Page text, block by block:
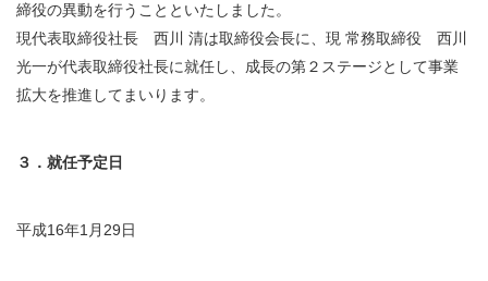
締役の異動を行うことといたしました。
現代表取締役社長 西川 清は取締役会長に、現 常務取締役 西川
光一が代表取締役社長に就任し、成長の第２ステージとして事業
拡大を推進してまいります。
３．就任予定日
平成16年1月29日